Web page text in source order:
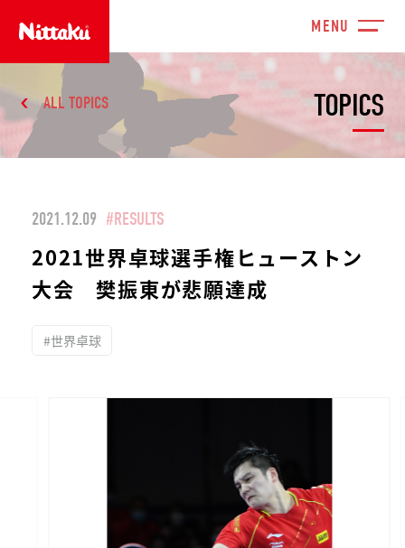
TOPICS
ALL TOPICS
2021.12.09 #RESULTS
2021世界卓球選手権ヒューストン
大会 樊振東が悲願達成
#世界卓球